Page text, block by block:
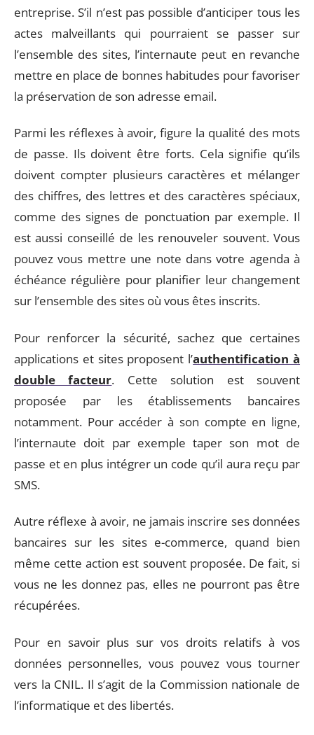
entreprise. S’il n’est pas possible d’anticiper tous les
actes malveillants qui pourraient se passer sur
l’ensemble des sites, l’internaute peut en revanche
mettre en place de bonnes habitudes pour favoriser
la préservation de son adresse email.
Parmi les réflexes à avoir, figure la qualité des mots
de passe. Ils doivent être forts. Cela signifie qu’ils
doivent compter plusieurs caractères et mélanger
des chiffres, des lettres et des caractères spéciaux,
comme des signes de ponctuation par exemple. Il
est aussi conseillé de les renouveler souvent. Vous
pouvez vous mettre une note dans votre agenda à
échéance régulière pour planifier leur changement
sur l’ensemble des sites où vous êtes inscrits.
Pour renforcer la sécurité, sachez que certaines
applications et sites proposent l’authentification à
double facteur. Cette solution est souvent
proposée par les établissements bancaires
notamment. Pour accéder à son compte en ligne,
l’internaute doit par exemple taper son mot de
passe et en plus intégrer un code qu’il aura reçu par
SMS.
Autre réflexe à avoir, ne jamais inscrire ses données
bancaires sur les sites e-commerce, quand bien
même cette action est souvent proposée. De fait, si
vous ne les donnez pas, elles ne pourront pas être
récupérées.
Pour en savoir plus sur vos droits relatifs à vos
données personnelles, vous pouvez vous tourner
vers la CNIL. Il s’agit de la Commission nationale de
l’informatique et des libertés.